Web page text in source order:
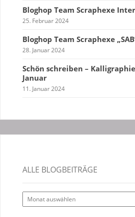
Bloghop Team Scraphexe
25. Februar 2024
Bloghop Team Scraphexe
28. Januar 2024
Schön schreiben –
Januar
11. Januar 2024
ALLE BLOGBEITRÄGE
Alle
Blogbeiträge